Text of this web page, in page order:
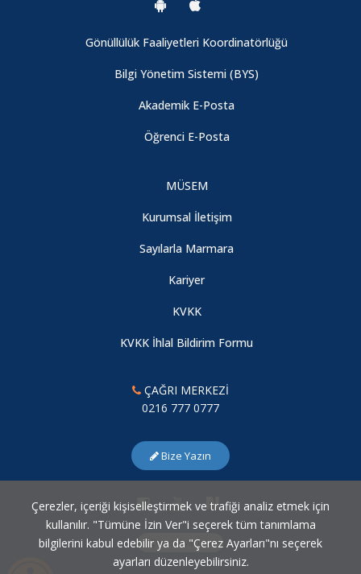
Gönüllülük Faaliyetleri Koordinatörlüğü
Bilgi Yönetim Sistemi (BYS)
Akademik E-Posta
Öğrenci E-Posta
MÜSEM
Kurumsal İletişim
Sayılarla Marmara
Kariyer
KVKK
KVKK İhlal Bildirim Formu
ÇAĞRI MERKEZİ
0216 777 0777
Bize Yazın
Çerez Ayarları
Çerezler, içeriği kişiselleştirmek ve trafiği analiz etmek için
kullanılır. "Tümüne İzin Ver"i seçerek tüm tanımlama
bilgilerini kabul edebilir ya da "Çerez Ayarları"nı seçerek
ayarları düzenleyebilirsiniz.